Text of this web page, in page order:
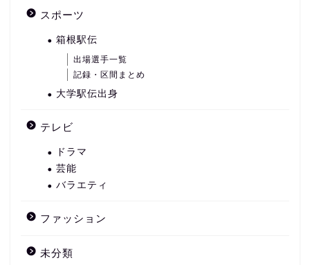
スポーツ
箱根駅伝
出場選手一覧
記録・区間まとめ
大学駅伝出身
テレビ
ドラマ
芸能
バラエティ
ファッション
未分類